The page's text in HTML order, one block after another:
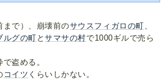
まで）、崩壊前のサウスフィガロの町、
ルグの町 とサマサの村で1000ギルで売ら
盗める。
コイツ くらいしかない。